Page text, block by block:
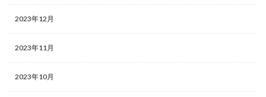
2023年12月
2023年11月
2023年10月